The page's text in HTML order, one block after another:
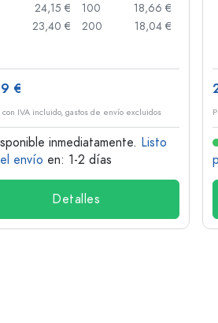
24,15 €
23,40 €
100
18,66 €
200
18,04 €
€
con IVA incluido, gastos de envío excluidos
inmediatamente. Listo
envío en: 1-2 días
Detalles